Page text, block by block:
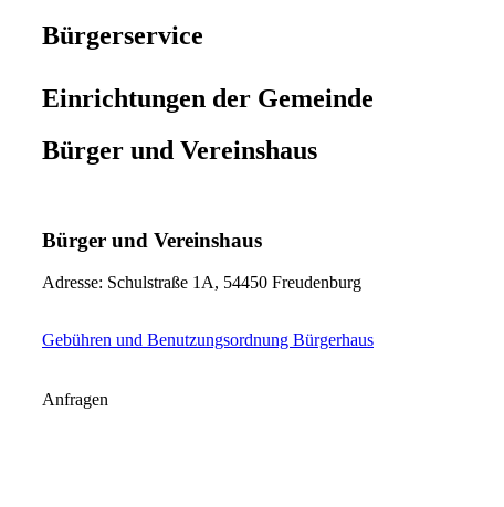
Bürgerservice
Einrichtungen der Gemeinde
Bürger und Vereinshaus
Bürger und Vereinshaus
Adresse: Schulstraße 1A, 54450 Freudenburg
Gebühren und Benutzungsordnung Bürgerhaus
Anfragen